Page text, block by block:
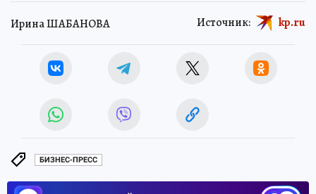
Ирина ШАБАНОВА Источник: kp.ru
БИЗНЕС-ПРЕСС